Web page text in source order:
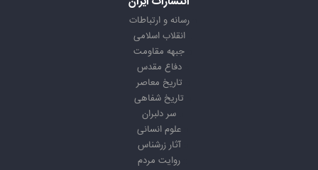
رسانه و ارتباطات
انقلاب اسلامی
جبهه مقاومت
دفاع مقدس
تاریخ معاصر
تاریخ شفاهی
سر دلبران
علوم انسانی
آثار زرشناس
روایت مردم